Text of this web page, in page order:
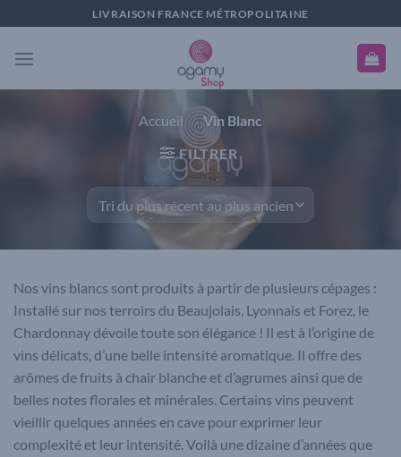
au
contenu
LIVRAISON FRANCE MÉTROPOLITAINE
Accueil / Vin Blanc
FILTRER
Nos vins blancs sont produits à partir de plusieurs cépages :
Installé sur nos terroirs du Beaujolais, Lyonnais et Forez, le
Chardonnay dévoile toute son élégance ! Il est à l’origine de
vins délicats, d’une belle intensité aromatique. Il offre des
arômes de fruits à chair blanche et d’agrumes ainsi que de
belles notes florales et minérales. Certains vins peuvent
vieillir quelques années en cave pour exprimer leur
complexité et leur intensité. Voilà une dizaine d’années que